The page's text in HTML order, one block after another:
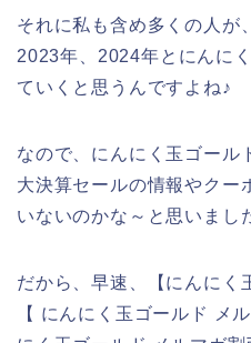
それに私も含め多くの人が
2023年、2024年とにんに
ていくと思うんですよね♪
なので、にんにく玉ゴール
大決算セールの情報やクー
いないのかな～と思いまし
だから、早速、【にんにく
【 にんにく玉ゴールド メ